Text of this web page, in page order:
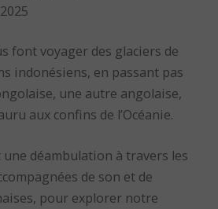
font voyager des glaciers de
indonésiens, en passant pas
une autre angolaise,
aux confins de l’Océanie.
une déambulation à travers les
de son et de
pour explorer notre